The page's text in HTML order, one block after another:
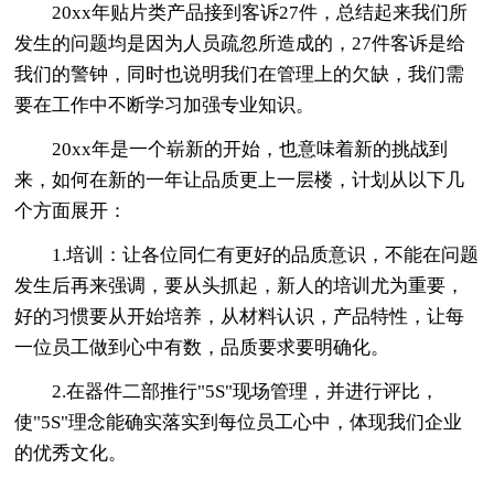
20xx年贴片类产品接到客诉27件，总结起来我们所
发生的问题均是因为人员疏忽所造成的，27件客诉是给
我们的警钟，同时也说明我们在管理上的欠缺，我们需
要在工作中不断学习加强专业知识。
20xx年是一个崭新的开始，也意味着新的挑战到
来，如何在新的一年让品质更上一层楼，计划从以下几
个方面展开：
1.培训：让各位同仁有更好的品质意识，不能在问题
发生后再来强调，要从头抓起，新人的培训尤为重要，
好的习惯要从开始培养，从材料认识，产品特性，让每
一位员工做到心中有数，品质要求要明确化。
2.在器件二部推行"5S"现场管理，并进行评比，
使"5S"理念能确实落实到每位员工心中，体现我们企业
的优秀文化。